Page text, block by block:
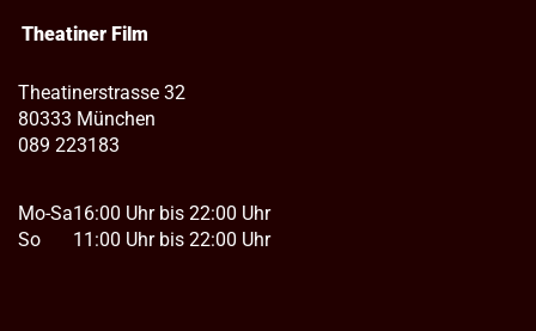
Theatiner Film
Theatinerstrasse 32
80333 München
089 223183
Mo-Sa
So
16:00 Uhr bis 22:00 Uhr
11:00 Uhr bis 22:00 Uhr